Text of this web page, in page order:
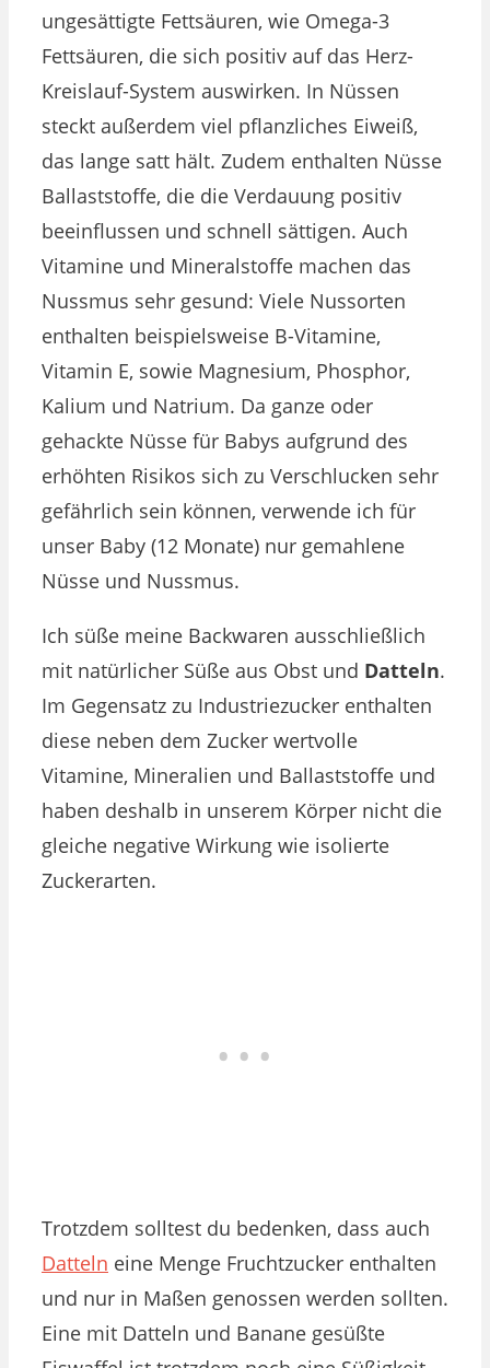
ungesättigte Fettsäuren, wie Omega-3
Fettsäuren, die sich positiv auf das Herz-
Kreislauf-System auswirken. In Nüssen
steckt außerdem viel pflanzliches Eiweiß,
das lange satt hält. Zudem enthalten Nüsse
Ballaststoffe, die die Verdauung positiv
beeinflussen und schnell sättigen. Auch
Vitamine und Mineralstoffe machen das
Nussmus sehr gesund: Viele Nussorten
enthalten beispielsweise B-Vitamine,
Vitamin E, sowie Magnesium, Phosphor,
Kalium und Natrium. Da ganze oder
gehackte Nüsse für Babys aufgrund des
erhöhten Risikos sich zu Verschlucken sehr
gefährlich sein können, verwende ich für
unser Baby (12 Monate) nur gemahlene
Nüsse und Nussmus.
Ich süße meine Backwaren ausschließlich
mit natürlicher Süße aus Obst und Datteln.
Im Gegensatz zu Industriezucker enthalten
diese neben dem Zucker wertvolle
Vitamine, Mineralien und Ballaststoffe und
haben deshalb in unserem Körper nicht die
gleiche negative Wirkung wie isolierte
Zuckerarten.
Trotzdem solltest du bedenken, dass auch
Datteln eine Menge Fruchtzucker enthalten
und nur in Maßen genossen werden sollten.
Eine mit Datteln und Banane gesüßte